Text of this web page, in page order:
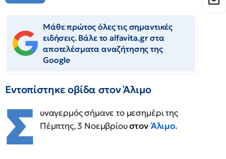
Μάθε πρώτος όλες τις σημαντικές
ειδήσεις. Βάλε το alfavita.gr στα
αποτελέσματα αναζήτησης της
Google
Εντοπίστηκε οβίδα στον Άλιμο
Σ
υναγερμός σήμανε το μεσημέρι της
Πέμπτης, 3 ΝοεμβρίουστονΆλιμο.